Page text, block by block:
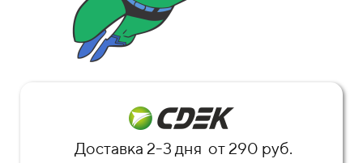
Доставка 2-3 дня от 290 руб.